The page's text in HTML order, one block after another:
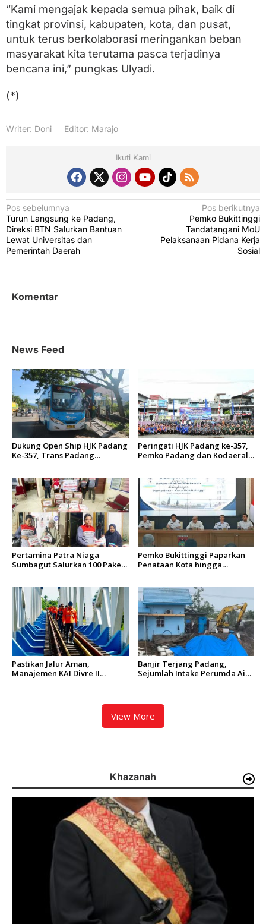
“Kami mengajak kepada semua pihak, baik di
tingkat provinsi, kabupaten, kota, dan pusat,
untuk terus berkolaborasi meringankan beban
masyarakat kita terutama pasca terjadinya
bencana ini,” pungkas Ulyadi.
(*)
Writer: Doni Editor: Marajo
Ikuti Kami
N
a
v
a
p
s
Pos sebelumnya
Turun Langsung ke Padang,
Direksi BTN Salurkan Bantuan
Lewat Universitas dan
Pemerintah Daerah
Pos berikutnya
Pemko Bukittinggi
Tandatangani MoU
Pelaksanaan Pidana Kerja
Sosial
Komentar
News Feed
Dukung Open Ship HJK Padang
Ke-357, Trans Padang
Peringati HJK Padang ke-357,
Pemko Padang dan Kodaeral
Pertamina Patra Niaga
Sumbagut Salurkan 100 Paket
Pemko Bukittinggi Paparkan
Penataan Kota hingga
Pastikan Jalur Aman,
Manajemen KAI Divre II
Banjir Terjang Padang,
Sejumlah Intake Perumda Air
View More
Khazanah